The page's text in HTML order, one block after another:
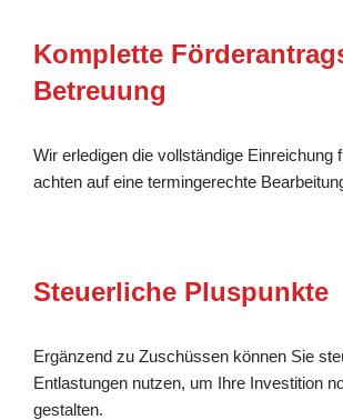
Komplette
Betreuung
Wir erledigen die vollständige Einreichung
achten auf eine termingerechte
Steuerliche Pluspunkte
Ergänzend zu Zuschüssen können Sie
Entlastungen nutzen, um Ihre Investition
gestalten.